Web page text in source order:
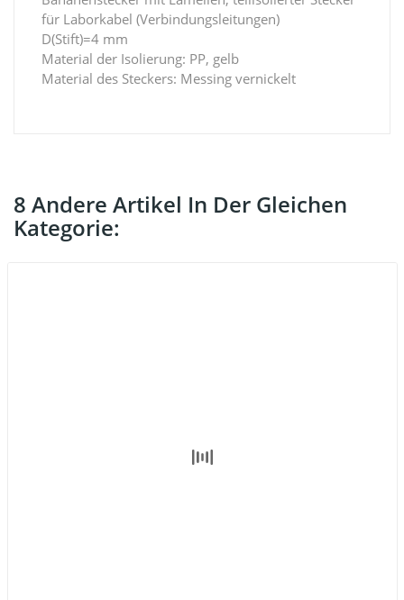
für Laborkabel (Verbindungsleitungen)
D(Stift)=4 mm
Material der Isolierung: PP, gelb
Material des Steckers: Messing vernickelt
8 Andere Artikel In Der Gleichen
Kategorie: